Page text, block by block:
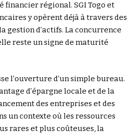
régional. SGI Togo et
y opèrent déjà à travers des
gestion d’actifs. La concurrence
reste un signe de maturité
l’ouverture d’un simple bureau.
d’épargne locale et de la
des entreprises et des
un contexte où les ressources
rares et plus coûteuses, la